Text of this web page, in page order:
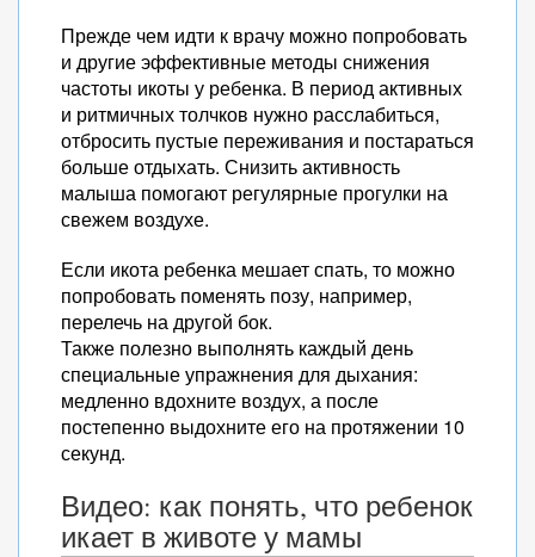
Прежде чем идти к врачу можно попробовать
и другие эффективные методы снижения
частоты икоты у ребенка. В период активных
и ритмичных толчков нужно расслабиться,
отбросить пустые переживания и постараться
больше отдыхать. Снизить активность
малыша помогают регулярные прогулки на
свежем воздухе.
Если икота ребенка мешает спать, то можно
попробовать поменять позу, например,
перелечь на другой бок.
Также полезно выполнять каждый день
специальные упражнения для дыхания:
медленно вдохните воздух, а после
постепенно выдохните его на протяжении 10
секунд.
Видео: как понять, что ребенок
икает в животе у мамы